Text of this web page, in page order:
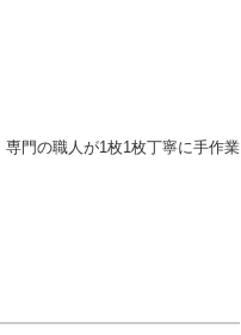
門の職人が1枚1枚丁寧に手作業